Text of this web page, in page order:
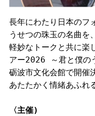
長年にわたり日本のフ
うせつの珠玉の名曲を、
軽妙なトークと共に楽
アー2026 ～君と僕の
砺波市文化会館で開催
あたたかく情緒あふれ
〈主催)